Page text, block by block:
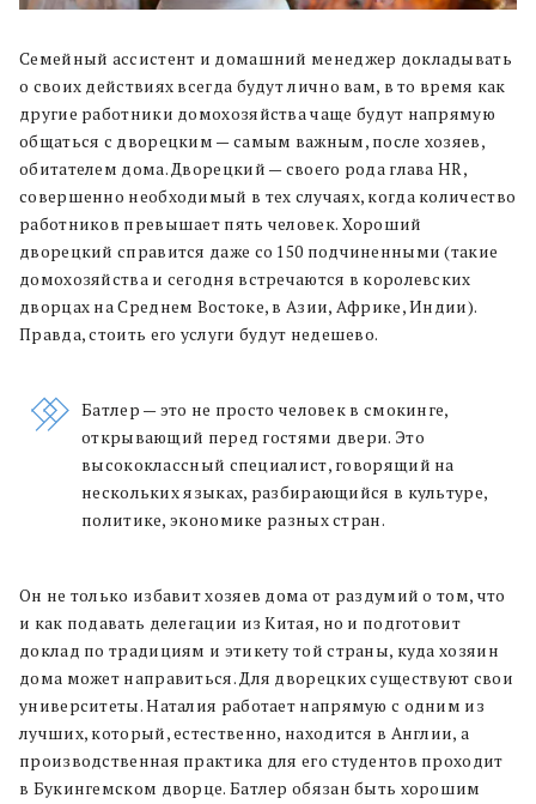
Семейный ассистент и домашний менеджер докладывать
о своих действиях всегда будут лично вам, в то время как
другие работники домохозяйства чаще будут напрямую
общаться с дворецким — самым важным, после хозяев,
обитателем дома. Дворецкий — своего рода глава HR,
совершенно необходимый в тех случаях, когда количество
работников превышает пять человек. Хороший
дворецкий справится даже со 150 подчиненными (такие
домохозяйства и сегодня встречаются в королевских
дворцах на Среднем Востоке, в Азии, Африке, Индии).
Правда, стоить его услуги будут недешево.
Батлер — это не просто человек в смокинге,
открывающий перед гостями двери. Это
высококлассный специалист, говорящий на
нескольких языках, разбирающийся в культуре,
политике, экономике разных стран.
Он не только избавит хозяев дома от раздумий о том, что
и как подавать делегации из Китая, но и подготовит
доклад по традициям и этикету той страны, куда хозяин
дома может направиться. Для дворецких существуют свои
университеты. Наталия работает напрямую с одним из
лучших, который, естественно, находится в Англии, а
производственная практика для его студентов проходит
в Букингемском дворце. Батлер обязан быть хорошим